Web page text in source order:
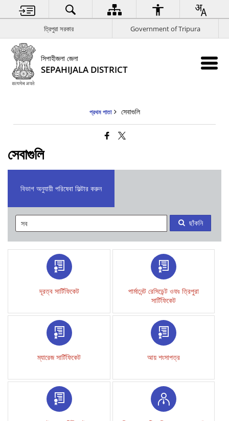
ত্রিপুরা সরকার Government of Tripura
সিপাহীজলা জেলা
SEPAHIJALA DISTRICT
প্রথম পাতা সেবাগুলি
সেবাগুলি
বিভাগ অনুযায়ী পরিষেবা ফিল্টার করুন
ছাঁকনি
দূরত্ব সার্টিফিকেট
পার্মানেন্ট রেসিডেন্ট ওফঃ ত্রিপুরা
সার্টিফিকেট
ম্যারেজ সার্টিফিকেট আয় শংসাপত্র